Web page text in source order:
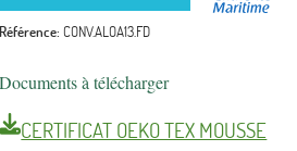
Référence CONV.ALOA13.FD
Documents à télécharger
CERTIFICAT OEKO TEX MOUSSE